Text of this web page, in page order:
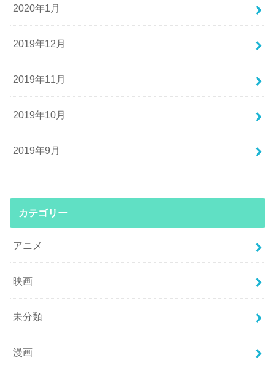
2020年1月
2019年12月
2019年11月
2019年10月
2019年9月
カテゴリー
アニメ
映画
未分類
漫画